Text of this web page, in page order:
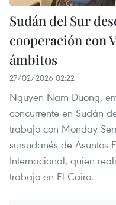
Sudán del Sur
cooperación con
ámbitos
27/02/2026 02:22
Nguyen Nam Duong,
concurrente en Sudán
trabajo con Monday
sursudanés de Asuntos
Internacional, quien
trabajo en El Cairo.